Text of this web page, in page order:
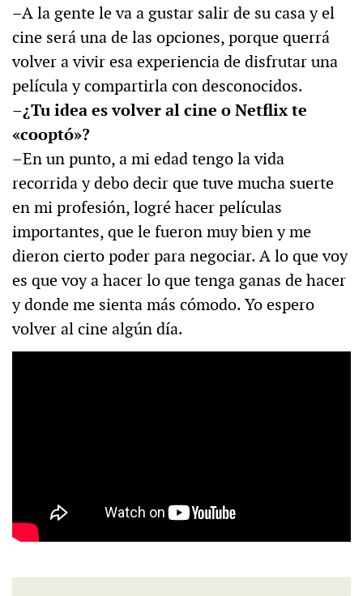
–A la gente le va a gustar salir de su casa y el
cine será una de las opciones, porque querrá
volver a vivir esa experiencia de disfrutar una
película y compartirla con desconocidos.
–¿Tu idea es volver al cine o Netflix te
«cooptó»?
–En un punto, a mi edad tengo la vida
recorrida y debo decir que tuve mucha suerte
en mi profesión, logré hacer películas
importantes, que le fueron muy bien y me
dieron cierto poder para negociar. A lo que voy
es que voy a hacer lo que tenga ganas de hacer
y donde me sienta más cómodo. Yo espero
volver al cine algún día.